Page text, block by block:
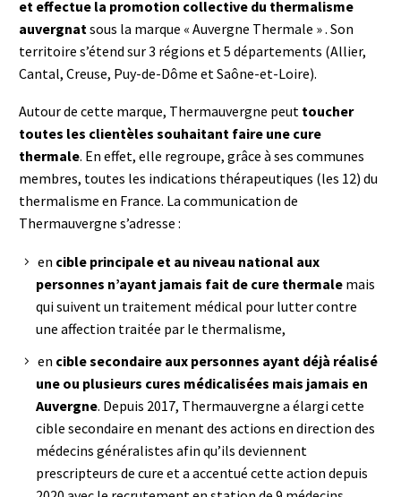
et effectue la promotion collective du thermalisme
auvergnat sous la marque « Auvergne Thermale » . Son
territoire s’étend sur 3 régions et 5 départements (Allier,
Cantal, Creuse, Puy-de-Dôme et Saône-et-Loire).
Autour de cette marque, Thermauvergne peut toucher
toutes les clientèles souhaitant faire une cure
thermale. En effet, elle regroupe, grâce à ses communes
membres, toutes les indications thérapeutiques (les 12) du
thermalisme en France. La communication de
Thermauvergne s’adresse :
en cible principale et au niveau national aux
personnes n’ayant jamais fait de cure thermale mais
qui suivent un traitement médical pour lutter contre
une affection traitée par le thermalisme,
en cible secondaire aux personnes ayant déjà réalisé
une ou plusieurs cures médicalisées mais jamais en
Auvergne. Depuis 2017, Thermauvergne a élargi cette
cible secondaire en menant des actions en direction des
médecins généralistes afin qu’ils deviennent
prescripteurs de cure et a accentué cette action depuis